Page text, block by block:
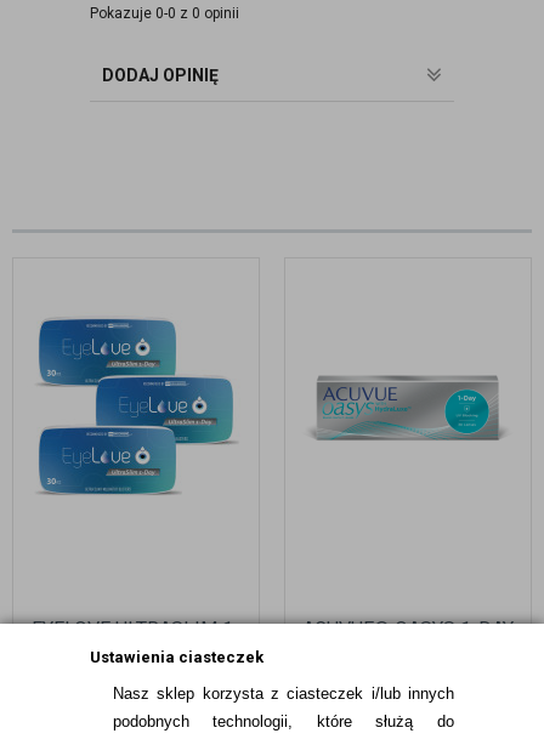
Ustawienia ciasteczek
Nasz sklep korzysta z ciasteczek i/lub innych
podobnych technologii, które służą do
optometrysta pracujący w gabinecie.
badania wad refrakcji, dobierając
Pokazuje 0-0 z 0 opinii
DODAJ OPINIĘ
EYELOVE ULTRASLIM 1-
DAY 90 SZTUK
214,97pln
ACUVUE® OASYS 1-DAY
99,99 pln